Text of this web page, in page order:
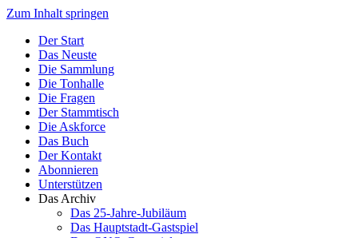
Zum Inhalt springen
Der Start
Das Neuste
Die Sammlung
Die Tonhalle
Die Fragen
Der Stammtisch
Die Askforce
Das Buch
Der Kontakt
Abonnieren
Unterstützen
Das Archiv
Das 25-Jahre-Jubiläum
Das Hauptstadt-Gastspiel